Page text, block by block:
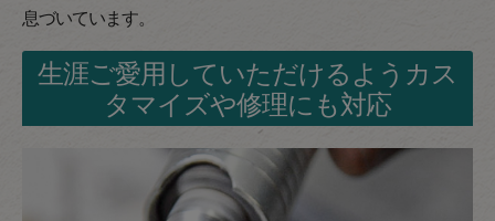
息づいています。
生涯ご愛用していただけるようカス
タマイズや修理にも対応